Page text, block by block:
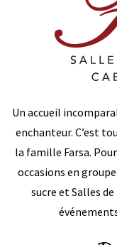
Un accueil
enchanteur. C’est
la famille Farsa.
occasions en groupe
sucre et Salles